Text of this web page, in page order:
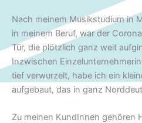
Nach meinem Musikstudium in
in meinem Beruf, war der
Tür, die plötzlich ganz weit
Inzwischen
tief verwurzelt, habe ich ein
aufgebaut, das in ganz
Zu meinen KundInnen gehören